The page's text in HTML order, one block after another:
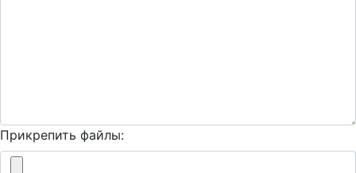
Прикрепить файлы: